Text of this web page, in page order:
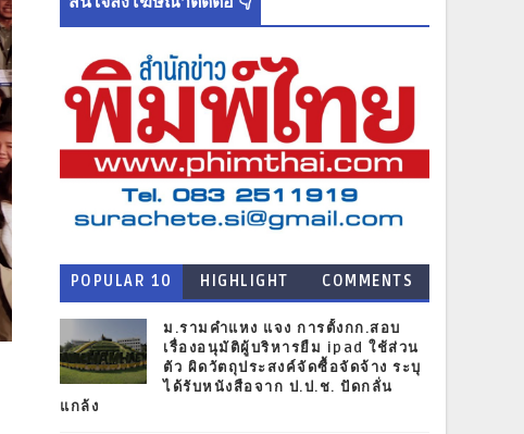
POPULAR 10
HIGHLIGHT
COMMENTS
ม.รามคำแหง แจง การตั้งกก.สอบ
เรื่องอนุมัติผู้บริหารยืม ipad ใช้ส่วน
ตัว ผิดวัตถุประสงค์จัดซื้อจัดจ้าง ระบุ
ได้รับหนังสือจาก ป.ป.ช. ปัดกลั่น
แกล้ง